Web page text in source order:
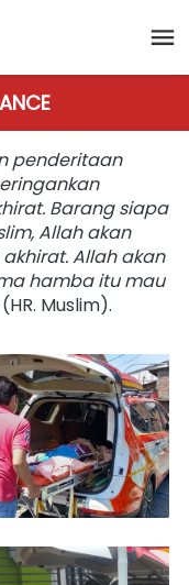
penderitaan
Barang siapa
Allah akan
Allah akan
hamba itu mau
Muslim).